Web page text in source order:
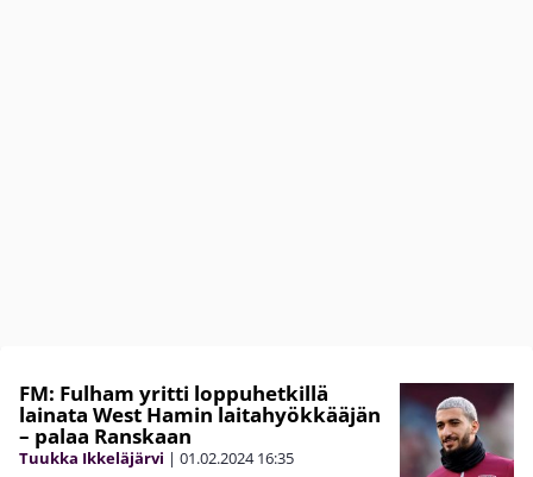
FM: Fulham yritti loppuhetkillä
lainata West Hamin laitahyökkääjän
– palaa Ranskaan
Tuukka Ikkeläjärvi | 01.02.2024 16:35